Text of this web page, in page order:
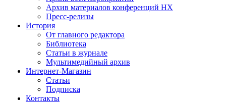
Архив материалов конференций НХ
Пресс-релизы
История
От главного редактора
Библиотека
Статьи в журнале
Мультимедийный архив
Интернет-Магазин
Статьи
Подписка
Контакты